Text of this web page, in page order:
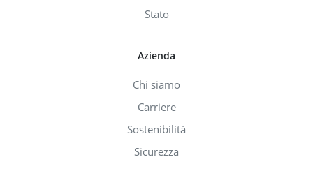
Stato
Azienda
Chi siamo
Carriere
Sostenibilità
Sicurezza